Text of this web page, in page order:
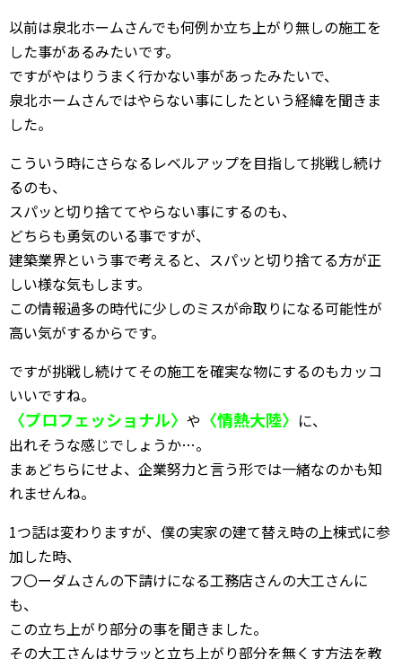
以前は泉北ホームさんでも何例か立ち上がり無しの施工を
した事があるみたいです。
ですがやはりうまく行かない事があったみたいで、
泉北ホームさんではやらない事にしたという経緯を聞きま
した。
こういう時にさらなるレベルアップを目指して挑戦し続け
るのも、
スパッと切り捨ててやらない事にするのも、
どちらも勇気のいる事ですが、
建築業界という事で考えると、スパッと切り捨てる方が正
しい様な気もします。
この情報過多の時代に少しのミスが命取りになる可能性が
高い気がするからです。
ですが挑戦し続けてその施工を確実な物にするのもカッコ
いいですね。
〈プロフェッショナル〉 や 〈情熱大陸〉 に、
出れそうな感じでしょうか…。
まぁどちらにせよ、企業努力と言う形では一緒なのかも知
れませんね。
1つ話は変わりますが、僕の実家の建て替え時の上棟式に参
加した時、
フ〇ーダムさんの下請けになる工務店さんの大工さんに
も、
この立ち上がり部分の事を聞きました。
その大工さんはサラッと立ち上がり部分を無くす方法を教